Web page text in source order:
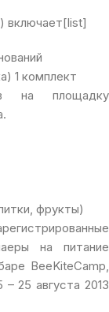
включает[list]
1 комплект
на площадку
фрукты)
на питание
BeeKiteCamp,
25 августа 2013